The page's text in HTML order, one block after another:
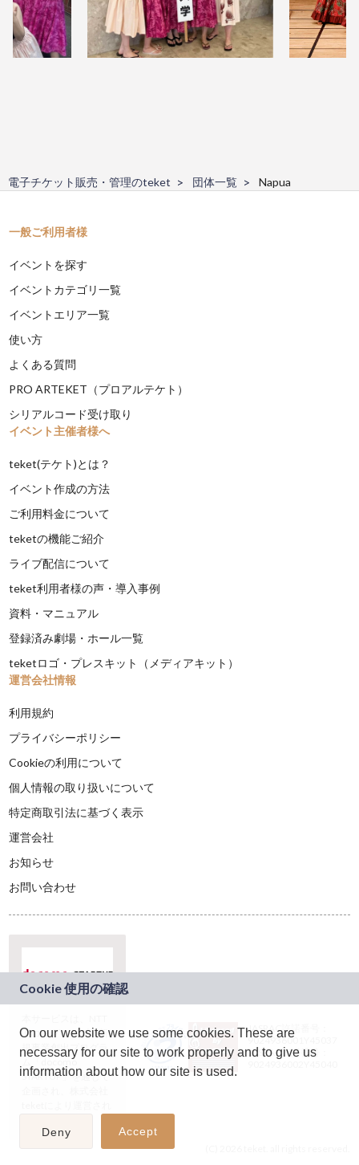
電子チケット販売・管理のteket 団体一覧 Napua
一般ご利用者様
イベントを探す
イベントカテゴリ一覧
イベントエリア一覧
使い方
よくある質問
PRO ARTEKET（プロアルテケト）
シリアルコード受け取り
イベント主催者様へ
teket(テケト)とは？
イベント作成の方法
ご利用料金について
teketの機能ご紹介
ライブ配信について
teket利用者様の声・導入事例
資料・マニュアル
登録済み劇場・ホール一覧
teketロゴ・プレスキット（メディアキット）
運営会社情報
利用規約
プライバシーポリシー
Cookieの利用について
個人情報の取り扱いについて
特定商取引法に基づく表示
運営会社
お知らせ
お問い合わせ
ドコモグループの新
規事業創出プログラ
ム「docomo
STARTUP」を通じて
JASRAC許諾番号：
9024936001Y45037
JASRAC許諾番号：
On our website we use some cookies. These are
necessary for our site to work properly and to give us
information about how our site is used.
Deny Accept